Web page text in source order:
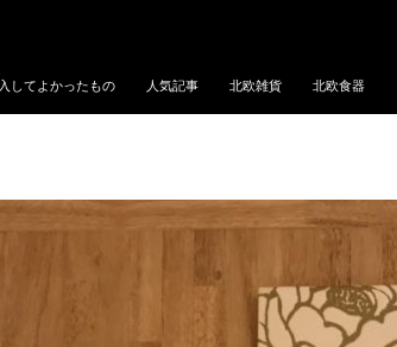
してよかったもの 人気記事 北欧雑貨 北欧食器